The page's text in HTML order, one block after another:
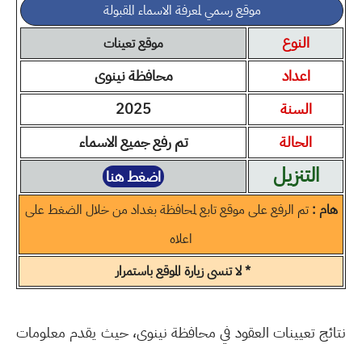
موقع رسمي لمعرفة الاسماء المقبولة
النوع موقع تعينات
اعداد
محافظة نينوى
السنة
2025
الحالة
تم رفع جميع الاسماء
التنزيل اضغط هنا
هام : تم الرفع على موقع تابع لمحافظة بغداد من خلال الضغط على
اعلاه
* لا تنسى زيارة الموقع باستمرار
نتائج تعيينات العقود في محافظة نينوى، حيث يقدم معلومات